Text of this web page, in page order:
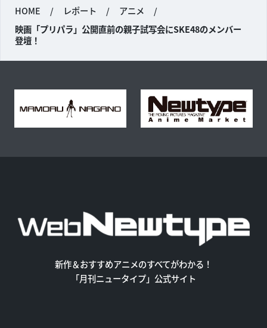
HOME / レポート / アニメ
/
映画「プリパラ」公開直前の親子試写会にSKE48のメンバー
登壇！
新作＆おすすめアニメのすべてがわかる！
「月刊ニュータイプ」公式サイト